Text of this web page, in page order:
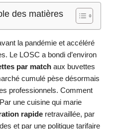
des matières
la pandémie et accéléré
Le LOSC a bondi d’environ
par match aux buvettes
cumulé pèse désormais
professionnels. Comment
une cuisine qui marie
rapide retravaillée, par
et par une politique tarifaire